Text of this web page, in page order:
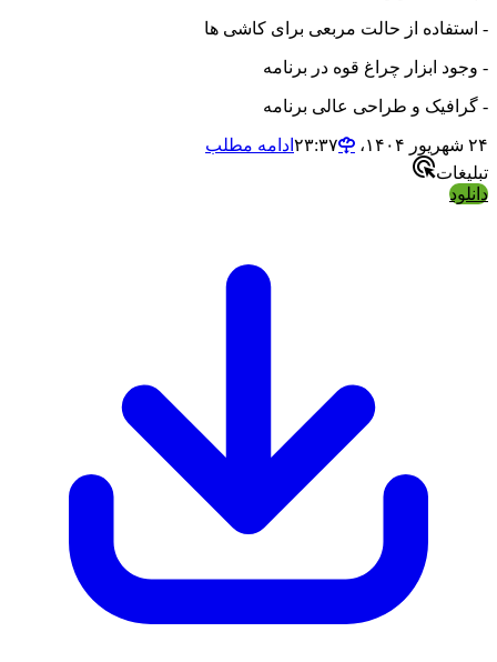
- استفاده از حالت مربعی برای کاشی ها
- وجود ابزار چراغ قوه در برنامه
- گرافیک و طراحی عالی برنامه
۲۴ شهریور ۱۴۰۴،‏ ۲۳:۳۷
ادامه مطلب
تبلیغات
دانلود